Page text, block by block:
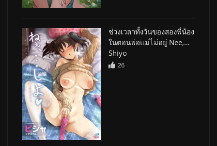
ช่วงเวลาทั้งวันของสองพี่น้อง
ในตอนพ่อแม่ไม่อยู่ Nee,…
Shiyo
26